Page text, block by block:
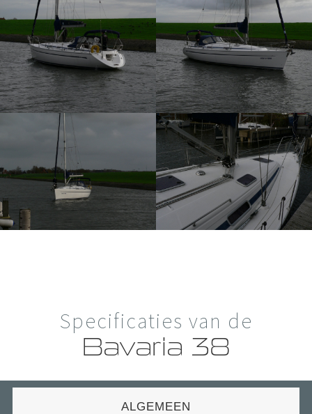
Specificaties van de
Bavaria 38
ALGEMEEN